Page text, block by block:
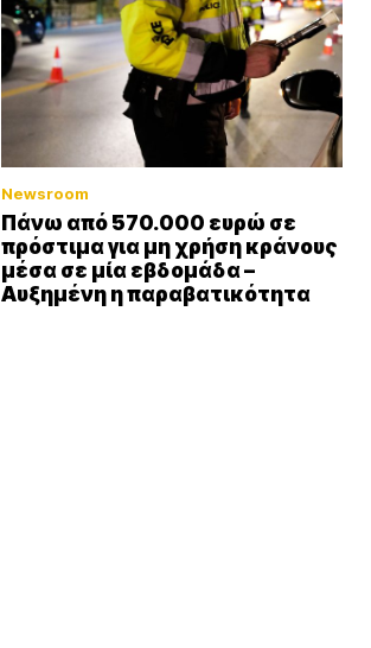
Newsroom
Πάνω από 570.000 ευρώ σε
πρόστιμα για μη χρήση κράνους
μέσα σε μία εβδομάδα –
Αυξημένη η παραβατικότητα